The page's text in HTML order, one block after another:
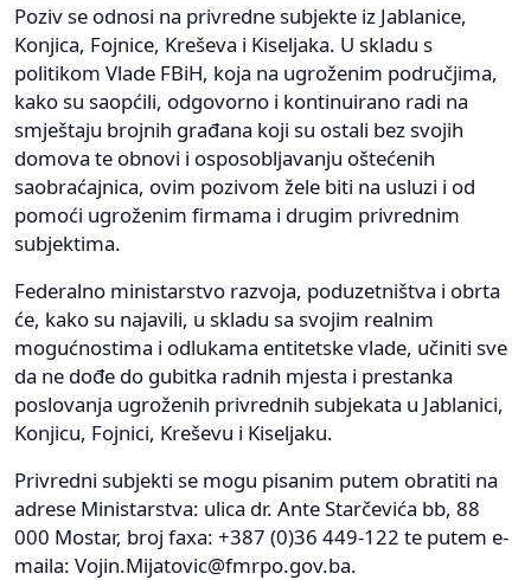
Poziv se odnosi na privredne subjekte iz Jablanice,
Konjica, Fojnice, Kreševa i Kiseljaka. U skladu s
politikom Vlade FBiH, koja na ugroženim područjima,
kako su saopćili, odgovorno i kontinuirano radi na
smještaju brojnih građana koji su ostali bez svojih
domova te obnovi i osposobljavanju oštećenih
saobraćajnica, ovim pozivom žele biti na usluzi i od
pomoći ugroženim firmama i drugim privrednim
subjektima.
Federalno ministarstvo razvoja, poduzetništva i obrta
će, kako su najavili, u skladu sa svojim realnim
mogućnostima i odlukama entitetske vlade, učiniti sve
da ne dođe do gubitka radnih mjesta i prestanka
poslovanja ugroženih privrednih subjekata u Jablanici,
Konjicu, Fojnici, Kreševu i Kiseljaku.
Privredni subjekti se mogu pisanim putem obratiti na
adrese Ministarstva: ulica dr. Ante Starčevića bb, 88
000 Mostar, broj faxa: +387 (0)36 449-122 te putem e-
maila: Vojin.Mijatovic@fmrpo.gov.ba.